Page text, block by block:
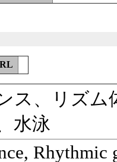
ス、リズム
水泳
Rhythmic